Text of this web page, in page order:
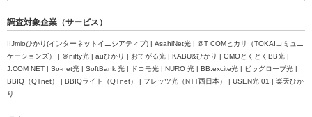
調査対象企業（サービス）
IIJmioひかり(インターネットイニシアティブ) | AsahiNet光 | ＠T COMヒカリ（TOKAIコミュニ
ケーションズ） | ＠nifty光 | auひかり | おてがる光 | KABU&ひかり | GMOとくとくBB光 |
J:COM NET | So-net光 | SoftBank 光 | ドコモ光 | NURO 光 | BB.excite光 | ビッグローブ光 |
BBIQ（QTnet） | BBIQライト（QTnet） | フレッツ光（NTT西日本） | USEN光 01 | 楽天ひか
り